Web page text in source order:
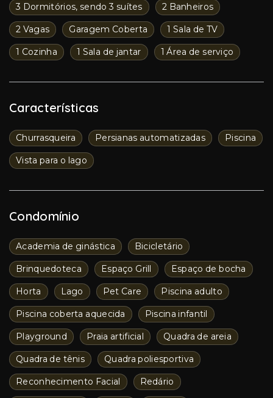
3 Dormitórios, sendo 3 suítes 2 Banheiros
2 Vagas Garagem Coberta 1 Sala de TV
1 Cozinha 1 Sala de jantar 1 Área de serviço
Características
Churrasqueira Persianas automatizadas Piscina
Vista para o lago
Condomínio
Academia de ginástica Bicicletário
Brinquedoteca Espaço Grill Espaço de bocha
Horta Lago Pet Care Piscina adulto
Piscina coberta aquecida Piscina infantil
Playground Praia artificial Quadra de areia
Quadra de tênis Quadra poliesportiva
Reconhecimento Facial Redário